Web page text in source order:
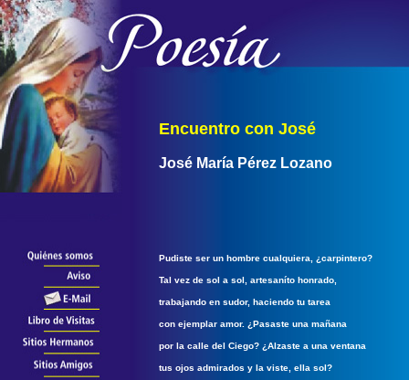
Encuentro con José
José María Pérez Lozano
Pudiste ser un hombre cualquiera, ¿carpintero?
Tal vez de sol a sol, artesaníto honrado,
trabajando en sudor, haciendo tu tarea
con ejemplar amor. ¿Pasaste una mañana
por la calle del Ciego? ¿Alzaste a una ventana
tus ojos admirados y la viste, ella sol?